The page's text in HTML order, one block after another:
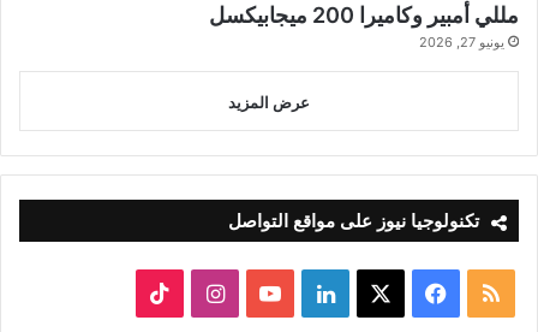
مللي أمبير وكاميرا 200 ميجابيكسل
يونيو 27, 2026
عرض المزيد
تكنولوجيا نيوز على مواقع التواصل
ملخصفيسبوك لينكدإن‫YouTubeانستقرام